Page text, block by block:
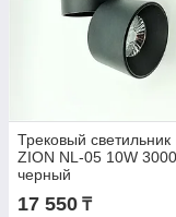
Трековый светильник
ZION NL-05 10W
черный
17 550 ₸